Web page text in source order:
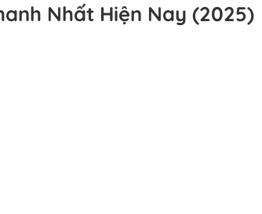
Nhất Hiện Nay (2025)